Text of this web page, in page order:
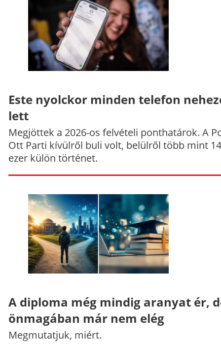
Este nyolckor minden telefon
lett
Megjöttek a 2026-os felvételi ponthatárok. A
Ott Parti kívülről buli volt, belülről több mint
ezer külön történet.
A diploma még mindig aranyat ér,
önmagában már nem elég
Megmutatjuk, miért.